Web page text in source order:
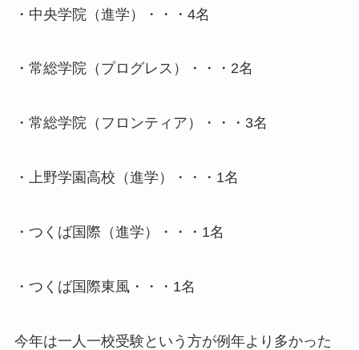
・中央学院（進学）・・・4名
・常総学院（プログレス）・・・2名
・常総学院（フロンティア）・・・3名
・上野学園高校（進学）・・・1名
・つくば国際（進学）・・・1名
・つくば国際東風・・・1名
今年は一人一校受験という方が例年より多かった